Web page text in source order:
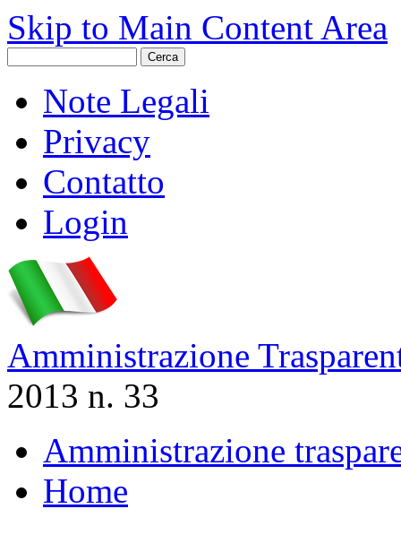
Skip to Main Content Area
Note Legali
Privacy
Contatto
Login
Amministrazione
2013 n. 33
Amministrazione
Home